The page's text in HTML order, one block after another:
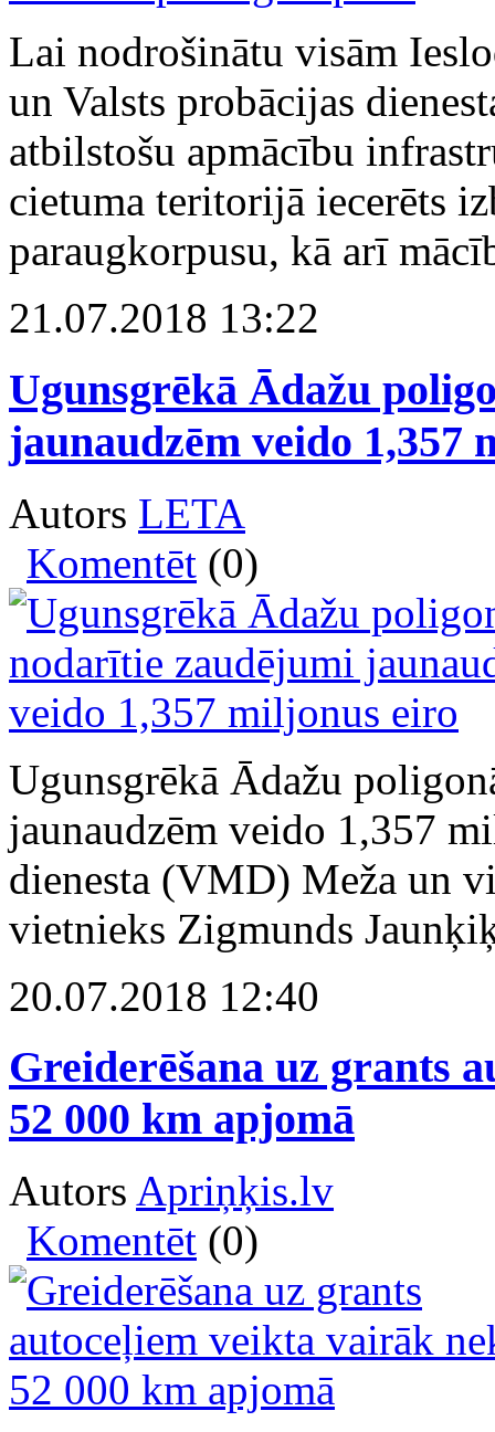
Lai nodrošinātu visām
un Valsts probācijas
atbilstošu apmācību
cietuma teritorijā iecerēts
paraugkorpusu, kā arī
21.07.2018 13:22
Ugunsgrēkā Ādažu
jaunaudzēm veido 1,357
Autors LETA
Komentēt (0)
Ugunsgrēkā Ādažu
jaunaudzēm veido 1,357
dienesta (VMD) Meža un
vietnieks Zigmunds
20.07.2018 12:40
Greiderēšana uz grants
52 000 km apjomā
Autors Apriņķis.lv
Komentēt (0)